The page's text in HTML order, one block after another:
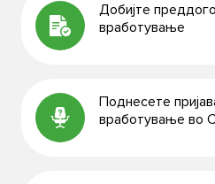
Добијте
вработување
Поднесете
вработување во